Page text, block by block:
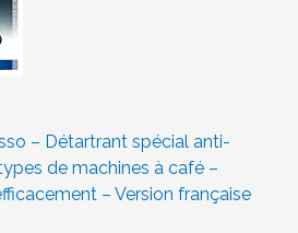
– Détartrant spécial anti-
de machines à café –
– Version française